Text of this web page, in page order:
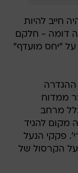
חייב להיות
דומה - חלקם
על "יחס מועדף"
ההגדרה
ממדוח
מרחב
מקום להגיד
פקקי הנעל
הקרסול של